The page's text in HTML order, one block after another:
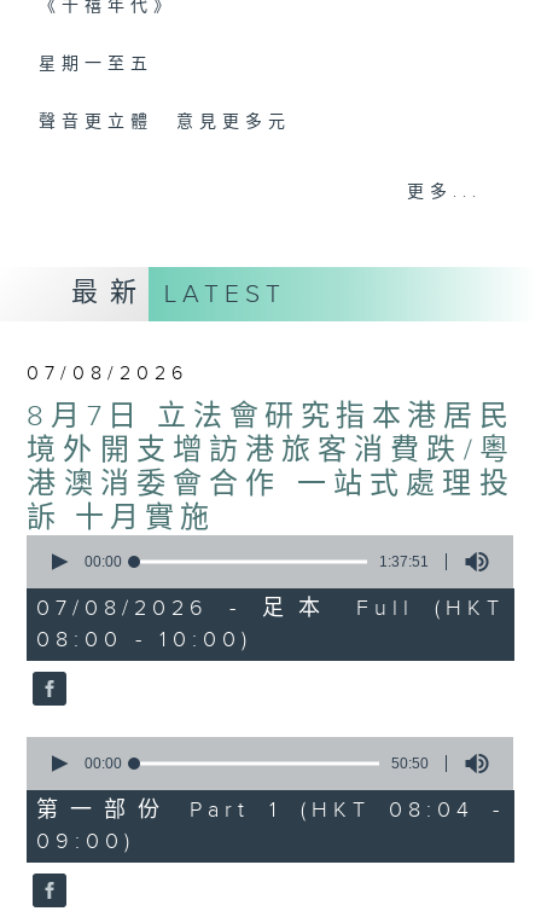
《千禧年代》
星期一至五
聲音更立體 意見更多元
「千禧年代」鼓勵聽眾及嘉賓作有觀點、有理
聽眾提供最新資訊以迎接新的一天。
監製：林嘉瑜
更多...
最新 LATEST
07/08/2026
8月7日 立法會研究指本港居民
境外開支增訪港旅客消費跌/粵
港澳消委會合作 一站式處理投
訴 十月實施
seconds
1
hour,
37
minutes,
51
seconds
00:00 1:37:51
07/08/2026 - 足本 Full (HKT
08:00 - 10:00)
seconds
50
minutes,
50
seconds
00:00 50:50
第一部份 Part 1 (HKT 08:04 -
09:00)